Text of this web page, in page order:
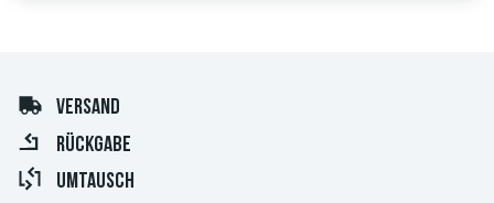
VERSAND
RÜCKGABE
UMTAUSCH